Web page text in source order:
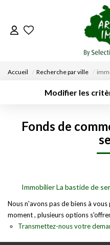
DÉPOSEZ
Accueil Recherche par ville
Modifier les
Type de bien
Fonds de
Immobilier La bastide de
Nous n'avons pas de biens à
moment , plusieurs options
Transmettez-nous votre